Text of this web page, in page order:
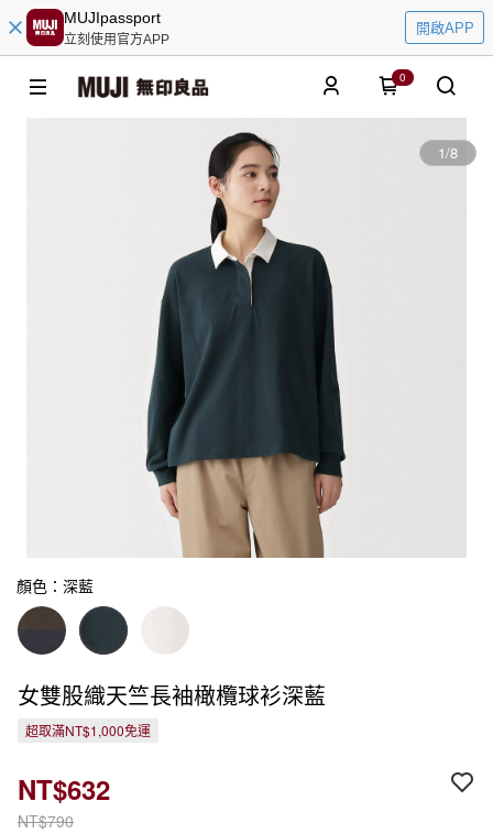
MUJIpassport
立刻使用官方APP
開啟APP
0
1/8
顏色：深藍
女雙股織天竺長袖橄欖球衫深藍
超取滿NT$1,000免運
NT$790
NT$632